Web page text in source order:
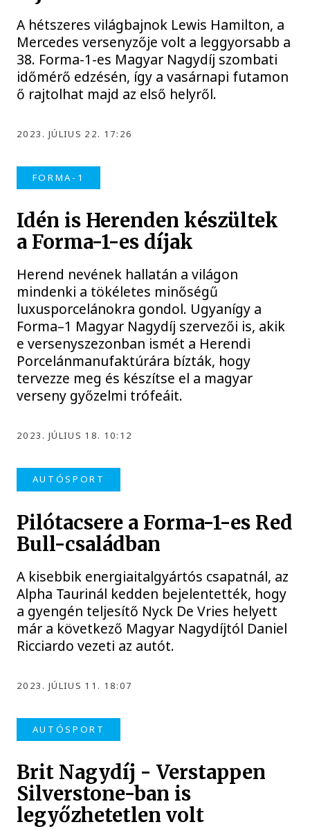
A hétszeres világbajnok Lewis Hamilton, a
Mercedes versenyzője volt a leggyorsabb a
38. Forma-1-es Magyar Nagydíj szombati
időmérő edzésén, így a vasárnapi futamon
ő rajtolhat majd az első helyről.
2023. JÚLIUS 22. 17:26
FORMA-1
Idén is Herenden készültek
a Forma-1-es díjak
Herend nevének hallatán a világon
mindenki a tökéletes minőségű
luxusporcelánokra gondol. Ugyanígy a
Forma–1 Magyar Nagydíj szervezői is, akik
e versenyszezonban ismét a Herendi
Porcelánmanufaktúrára bízták, hogy
tervezze meg és készítse el a magyar
verseny győzelmi trófeáit.
2023. JÚLIUS 18. 10:12
AUTÓSPORT
Pilótacsere a Forma-1-es Red
Bull-családban
A kisebbik energiaitalgyártós csapatnál, az
Alpha Taurinál kedden bejelentették, hogy
a gyengén teljesítő Nyck De Vries helyett
már a következő Magyar Nagydíjtól Daniel
Ricciardo vezeti az autót.
2023. JÚLIUS 11. 18:07
AUTÓSPORT
Brit Nagydíj - Verstappen
Silverstone-ban is
legyőzhetetlen volt